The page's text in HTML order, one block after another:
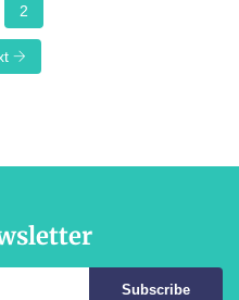
2
Subscribe